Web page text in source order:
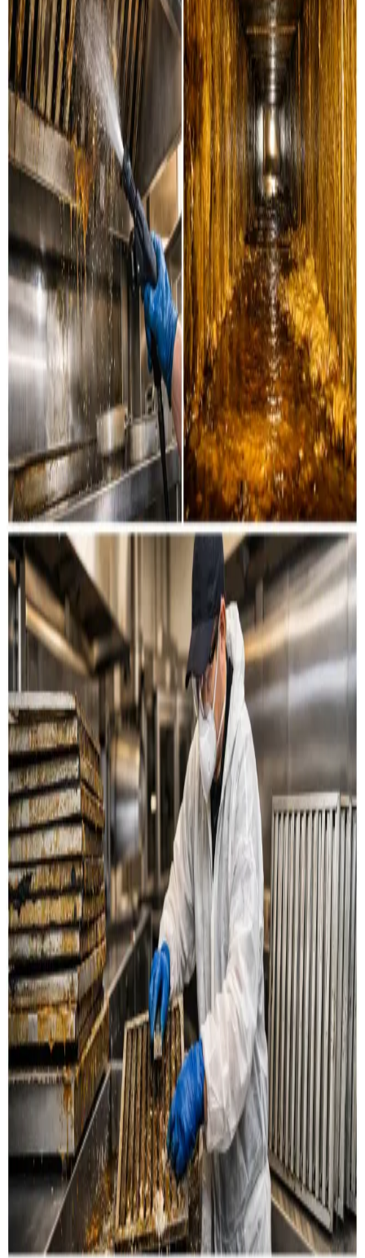
Industri & erhverv
Professionel rensning af industrielle ventilationssystemer
og erhvervsanlæg i Jægerspris og omegn.
Læs mere
Restaurant & køkken
Rensning af emhætter, fedtkanaler og
udsugningssystemer til restauranter og storkøkkener i
Jægerspris.
Læs mere